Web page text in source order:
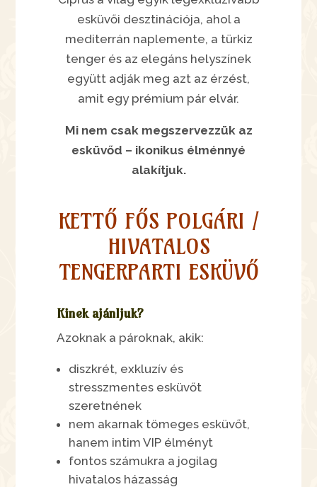
esküvői desztinációja, ahol a
mediterrán naplemente, a türkiz
tenger és az elegáns helyszínek
együtt adják meg azt az érzést,
amit egy prémium pár elvár.
Mi nem csak megszervezzük az
esküvőd – ikonikus élménnyé
alakítjuk.
KETTŐ FŐS POLGÁRI /
HIVATALOS
TENGERPARTI ESKÜVŐ
Kinek ajánljuk?
Azoknak a pároknak, akik:
diszkrét, exkluzív és
stresszmentes esküvőt
szeretnének
nem akarnak tömeges esküvőt,
hanem intim VIP élményt
fontos számukra a jogilag
hivatalos házasság